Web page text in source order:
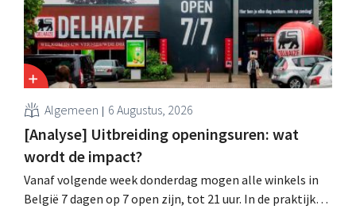
Algemeen 6 Augustus, 2026
[Analyse] Uitbreiding openingsuren: wat
wordt de impact?
Vanaf volgende week donderdag mogen alle winkels in
België 7 dagen op 7 open zijn, tot 21 uur. In de praktijk